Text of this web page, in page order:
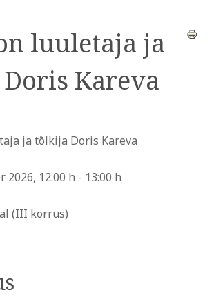
luuletaja ja
Kareva
ja tõlkija Doris Kareva
2026, 12:00 h - 13:00 h
(III korrus)